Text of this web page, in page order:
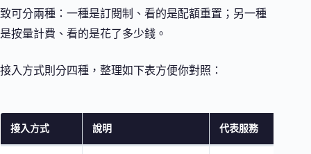
致可分兩種：一種是訂閱制、看的是配額重置；另一種
是按量計費、看的是花了多少錢。
接入方式則分四種，整理如下表方便你對照：
接入方式 說明 代表服務